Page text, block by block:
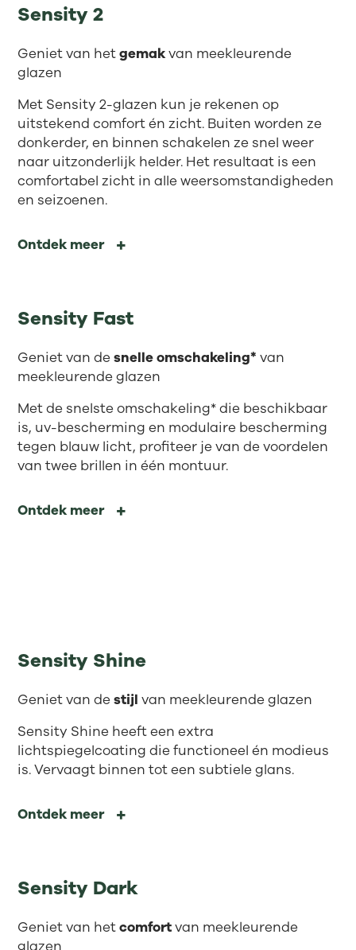
Sensity 2
Geniet van hetgemakvan meekleurende
glazen
Met Sensity 2-glazen kun je rekenen op
uitstekend comfort én zicht. Buiten worden ze
donkerder, en binnen schakelen ze snel weer
naar uitzonderlijk helder. Het resultaat is een
comfortabel zicht in alle weersomstandigheden
en seizoenen.
Ontdek meer
Sensity Fast
Geniet van desnelle omschakeling*van
meekleurende glazen
Met de snelste omschakeling* die beschikbaar
is, uv-bescherming en modulaire bescherming
tegen blauw licht, profiteer je van de voordelen
van twee brillen in één montuur.
Ontdek meer
Sensity Shine
Geniet van destijl van meekleurende glazen
Sensity Shine heeft een extra
lichtspiegelcoating die functioneel én modieus
is. Vervaagt binnen tot een subtiele glans.
Ontdek meer
Sensity Dark
Geniet van hetcomfortvan meekleurende